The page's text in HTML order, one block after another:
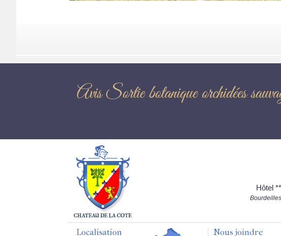
Avis Sortie botanique
Hôtel
Localisation Nous joindre